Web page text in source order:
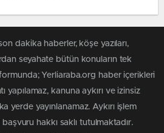
dakika haberler, köşe yazıları,
seyahate bütün konuların tek
Yerliaraba.org haber içerikleri
yapılamaz, kanuna aykırı ve izinsiz
yerde yayınlanamaz. Aykırı işlem
hakkı saklı tutulmaktadır.